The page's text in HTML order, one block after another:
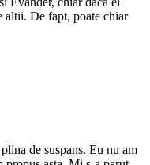
altii. De fapt, poate chiar
de suspans. Eu nu am